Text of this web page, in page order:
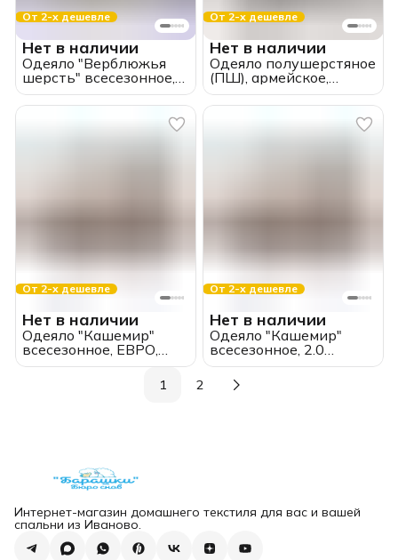
От 2-х дешевле
Нет в наличии
Одеяло "Верблюжья
шерсть" всесезонное,
хлопок, 2.0 спальное
От 2-х дешевле
Нет в наличии
Одеяло полушерстяное
(ПШ), армейское,
тканое
От 2-х дешевле
Нет в наличии
Одеяло "Кашемир"
всесезонное, ЕВРО,
Moyё Original
От 2-х дешевле
Нет в наличии
Одеяло "Кашемир"
всесезонное, 2.0
спальное, Moyё Original
1 2
Интернет-магазин домашнего текстиля для вас и вашей
спальни из Иваново.